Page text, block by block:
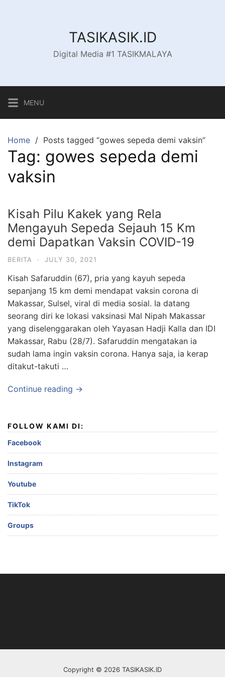
TASIKASIK.ID
Digital Media #1 TASIKMALAYA
MENU
Home Posts tagged “gowes sepeda demi vaksin”
Tag: gowes sepeda demi
vaksin
Kisah Pilu Kakek yang Rela
Mengayuh Sepeda Sejauh 15 Km
demi Dapatkan Vaksin COVID-19
BERITA · JULY 30, 2021
Kisah Safaruddin (67), pria yang kayuh sepeda
sepanjang 15 km demi mendapat vaksin corona di
Makassar, Sulsel, viral di media sosial. Ia datang
seorang diri ke lokasi vaksinasi Mal Nipah Makassar
yang diselenggarakan oleh Yayasan Hadji Kalla dan IDI
Makassar, Rabu (28/7). Safaruddin mengatakan ia
sudah lama ingin vaksin corona. Hanya saja, ia kerap
ditakut-takuti …
Continue reading →
FOLLOW KAMI DI:
Facebook
Instagram
Youtube
TikTok
Groups
Copyright © 2026 TASIKASIK.ID